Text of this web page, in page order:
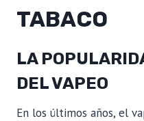
TABACO
LA
DEL VAPEO
En los últimos años, el